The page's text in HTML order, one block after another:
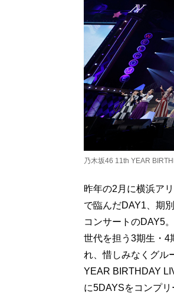
乃木坂46 11th YEAR
昨年の2月に横浜ア
で臨んだDAY1、期
コンサートのDAY5
世代を担う3期生・4
れ、惜しみなくグル
YEAR BIRTHDAY
に5DAYSをコンプ